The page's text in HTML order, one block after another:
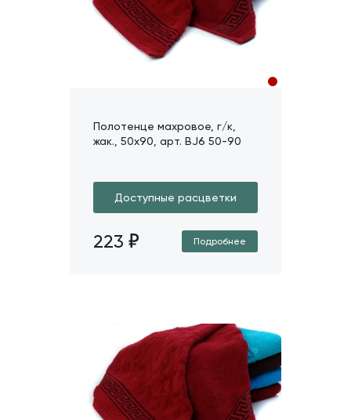
Полотенце махровое, г/к,
жак., 50х90, арт. BJ6 50-90
Доступные расцветки
223 Подробнее